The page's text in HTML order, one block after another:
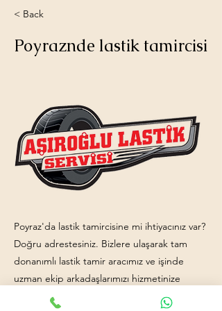
< Back
Poyraznde lastik tamircisi
Poyraz'da lastik tamircisine mi ihtiyacınız var?
Doğru adrestesiniz. Bizlere ulaşarak tam
donanımlı lastik tamir aracımız ve işinde
uzman ekip arkadaşlarımızı hizmetinize
sunabiliriz. İletişim: